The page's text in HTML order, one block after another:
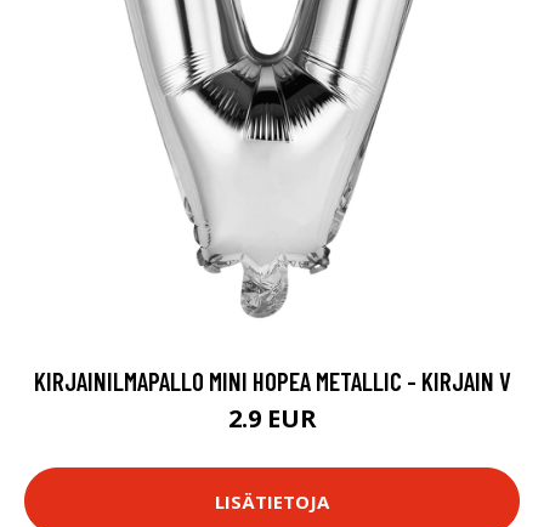
KIRJAINILMAPALLO MINI HOPEA METALLIC - KIRJAIN V
2.9 EUR
LISÄTIETOJA